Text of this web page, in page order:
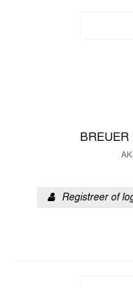
Registreer of